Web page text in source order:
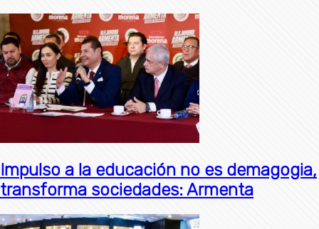
Impulso a la educación no es demagogia,
transforma sociedades: Armenta